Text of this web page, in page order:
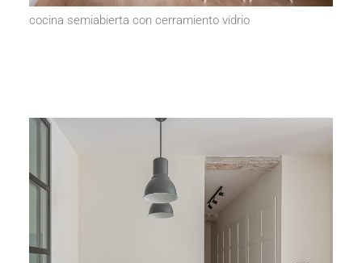
cocina semiabierta con cerramiento vidrio